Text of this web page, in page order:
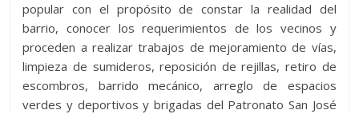
popular con el propósito de constar la realidad del
barrio, conocer los requerimientos de los vecinos y
proceden a realizar trabajos de mejoramiento de vías,
limpieza de sumideros, reposición de rejillas, retiro de
escombros, barrido mecánico, arreglo de espacios
verdes y deportivos y brigadas del Patronato San José